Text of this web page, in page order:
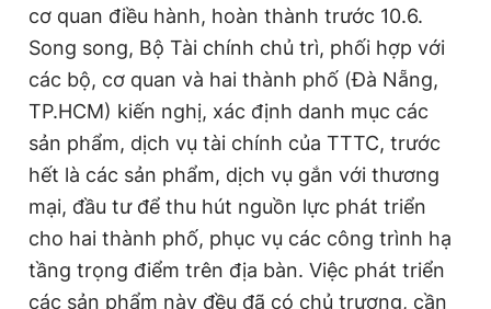
Theo dõi báo trên
Hotline
0906 645 777
Liên hệ quảng cáo
0908 780 404
Đặt báo Quảng cáo RSS Tòa soạn Chính sách bảo
Tổng biên tập: Nguyễn Ngọc Toàn
cơ quan điều hành, hoàn thành trước 10.6.
Song song, Bộ Tài chính chủ trì, phối hợp với
các bộ, cơ quan và hai thành phố (Đà Nẵng,
TP.HCM) kiến nghị, xác định danh mục các
sản phẩm, dịch vụ tài chính của TTTC, trước
hết là các sản phẩm, dịch vụ gắn với thương
mại, đầu tư để thu hút nguồn lực phát triển
cho hai thành phố, phục vụ các công trình hạ
tầng trọng điểm trên địa bàn. Việc phát triển
các sản phẩm này đều đã có chủ trương, cần